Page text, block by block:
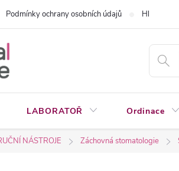
Podmínky ochrany osobních údajů Hledáte a
LABORATOŘ Ordinace
NÁSTROJE Záchovná stomatologie